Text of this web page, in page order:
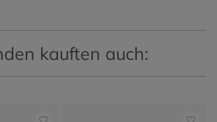
kauften auch: